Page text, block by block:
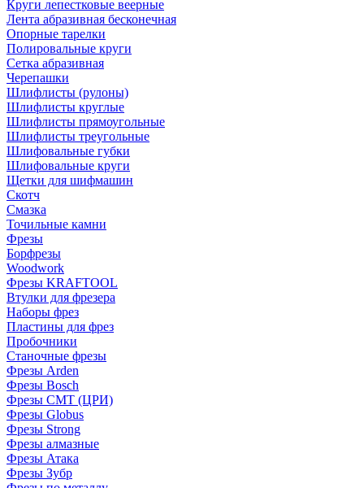
Круги лепестковые веерные
Лента абразивная бесконечная
Опорные тарелки
Полировальные круги
Сетка абразивная
Черепашки
Шлифлисты (рулоны)
Шлифлисты круглые
Шлифлисты прямоугольные
Шлифлисты треугольные
Шлифовальные губки
Шлифовальные круги
Щетки для шифмашин
Скотч
Смазка
Точильные камни
Фрезы
Борфрезы
Woodwork
Фрезы KRAFTOOL
Втулки для фрезера
Наборы фрез
Пластины для фрез
Пробочники
Станочные фрезы
Фрезы Arden
Фрезы Bosch
Фрезы CMT (ЦРИ)
Фрезы Globus
Фрезы Strong
Фрезы алмазные
Фрезы Атака
Фрезы Зубр